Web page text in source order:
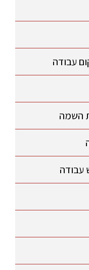
עבודה
השמה
עבודה